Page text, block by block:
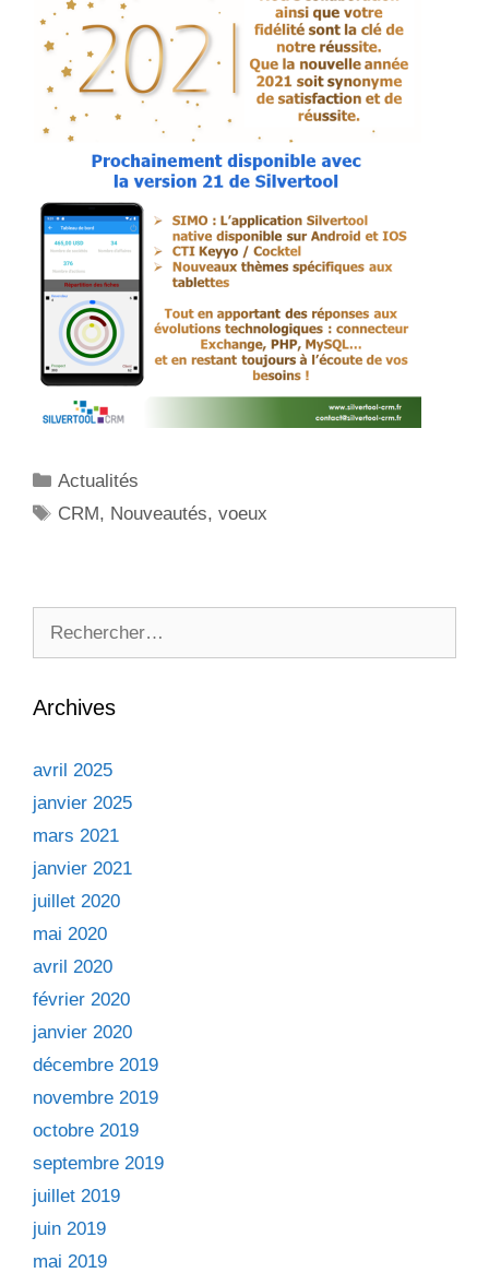
Catégories
Actualités
Étiquettes
CRM, Nouveautés,voeux
Archives
avril 2025
janvier 2025
mars 2021
janvier 2021
juillet 2020
mai 2020
avril 2020
février 2020
janvier 2020
décembre 2019
novembre 2019
octobre 2019
septembre 2019
juillet 2019
juin 2019
mai 2019